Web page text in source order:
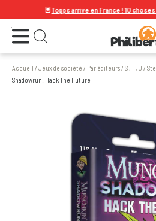
Topps arrive en France ! 10 choses à
Ouvrir le menu Ouvrir la recherche
Accueil /Jeux de société / Par éditeurs/S , T , U /
Shadowrun: Hack The Future